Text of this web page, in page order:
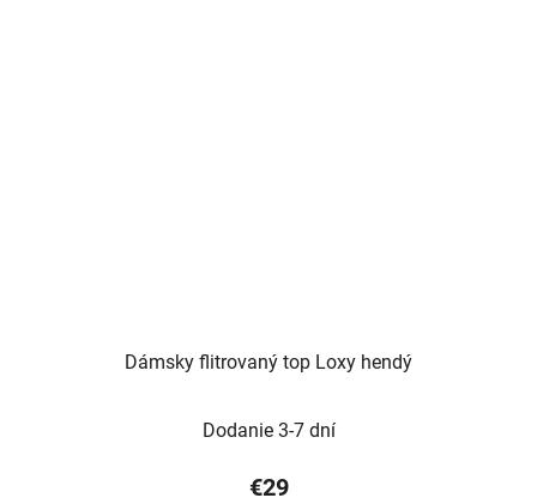
Dámsky flitrovaný top Loxy hendý
Dodanie 3-7 dní
€29